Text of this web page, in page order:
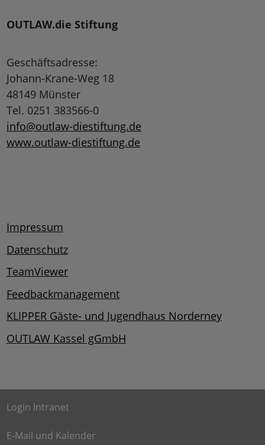
OUTLAW.die Stiftung
Geschäftsadresse:
Johann-Krane-Weg 18
48149 Münster
Tel. 0251 383566-0
info@outlaw-diestiftung.de
www.outlaw-diestiftung.de
Impressum
Datenschutz
TeamViewer
Feedbackmanagement
KLIPPER Gäste- und Jugendhaus Norderney
OUTLAW Kassel gGmbH
Login Intranet
E-Mail und Kalender